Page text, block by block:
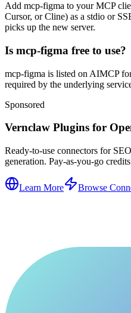
Add mcp-figma to your MCP
Cursor, or Cline) as a stdio or
picks up the new server.
Is mcp-figma free to use?
mcp-figma is listed on AIMCP
required by the underlying
Sponsored
Vernclaw Plugins for
Ready-to-use connectors for
generation. Pay-as-you-go
Learn More Browse